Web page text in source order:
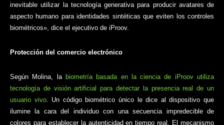
inevitable utilizar la tecnología generativa para producir avatares de
aspecto humano para identidades sintéticas que eviten los controles
biométricos», dice el ejecutivo de iProov.
Protección del comercio electrónico
Según Molina, la biometría basada en la ciencia de iProov utiliza
tecnología de visión artificial para detectar la presencia real de un
usuario vivo. Un código biométrico único le dice al dispositivo que
ilumine la cara del individuo con una secuencia impredecible de
colores para establecer la autenticidad en tiempo real. El mecanismo